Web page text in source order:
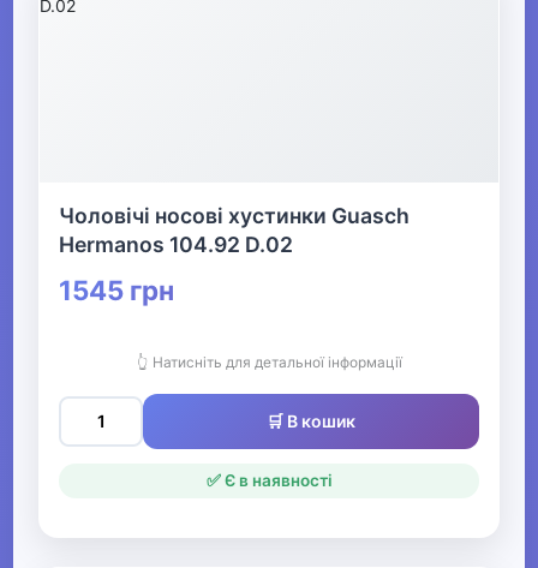
Чоловічі носові хустинки Guasch
Hermanos 104.92 D.02
1545 грн
👆 Натисніть для детальної інформації
🛒 В кошик
✅ Є в наявності